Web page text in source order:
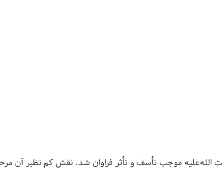
موجب تأسف و تأثر فراوان شد. نقش کم نظیر آن